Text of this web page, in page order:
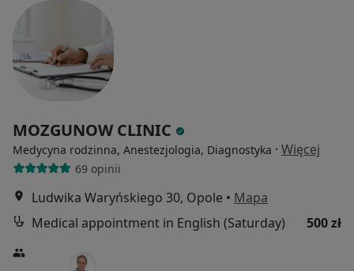
MOZGUNOW CLINIC
Medycyna rodzinna, Anestezjologia, Diagnostyka · Więcej
69 opinii
Ludwika Waryńskiego 30, Opole • Mapa
Medical appointment in English (Saturday)
500 zł